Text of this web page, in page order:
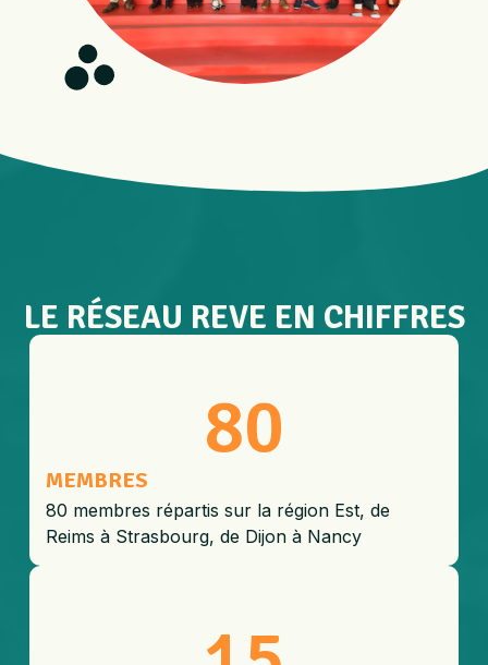
LE RÉSEAU REVE EN CHIFFRES
80
MEMBRES
80 membres répartis sur la région Est, de
Reims à Strasbourg, de Dijon à Nancy